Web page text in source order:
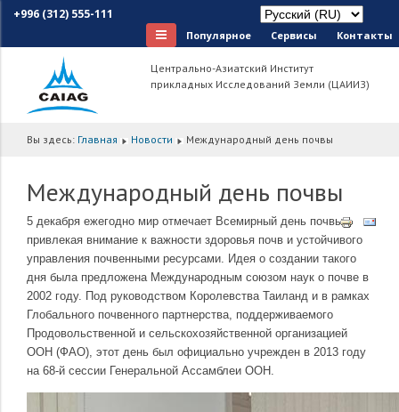
+996 (312) 555-111
Популярное Сервисы Контакты
Центрально-Азиатский Институт
прикладных Исследований Земли (ЦАИИЗ)
Вы здесь: Главная Новости Международный день почвы
Международный день почвы
5 декабря ежегодно мир отмечает Всемирный день почвы,
привлекая внимание к важности здоровья почв и устойчивого
управления почвенными ресурсами. Идея о создании такого
дня была предложена Международным союзом наук о почве в
2002 году. Под руководством Королевства Таиланд и в рамках
Глобального почвенного партнерства, поддерживаемого
Продовольственной и сельскохозяйственной организацией
ООН (ФАО), этот день был официально учрежден в 2013 году
на 68-й сессии Генеральной Ассамблеи ООН.